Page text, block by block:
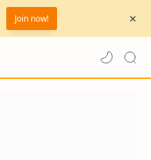
Join now!